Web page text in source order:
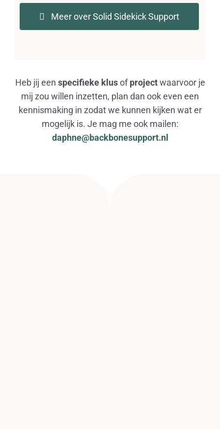
Meer over Solid Sidekick Support
Heb jij een specifieke klusofprojectwaarvoor je
mij zou willen inzetten, plan dan ook even een
kennismaking in zodat we kunnen kijken wat er
mogelijk is. Je mag me ook mailen:
daphne@backbonesupport.nl